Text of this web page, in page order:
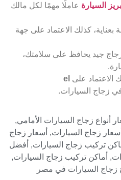
السيارة عاملًا مهمًا لكل مالك
بعناية، كذلك الاعتماد على جهة
جيد يحافظ على سلامتك،
على el
زجاج السيارات.
أنواع زجاج السيارات الأمامي,
أسعار زجاج السيارات, أسعار زجاج
تركيب زجاج السيارات, أفضل
, أماكن تركيب زجاج السيارات,
زجاج السيارات في مصر